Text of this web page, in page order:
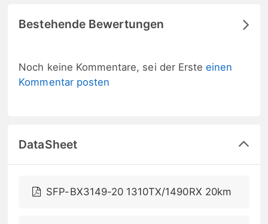
Bestehende Bewertungen
Noch keine Kommentare, sei der Ersteeinen
Kommentar posten
DataSheet
SFP-BX3149-20 1310TX/1490RX 20km